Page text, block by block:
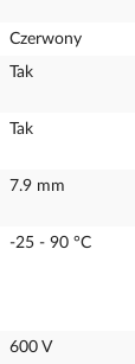
Czerwony
Tak
Tak
7.9 mm
-25 - 90 °C
600 V